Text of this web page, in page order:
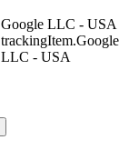
Google LLC - USA
trackingItem.Google
LLC - USA